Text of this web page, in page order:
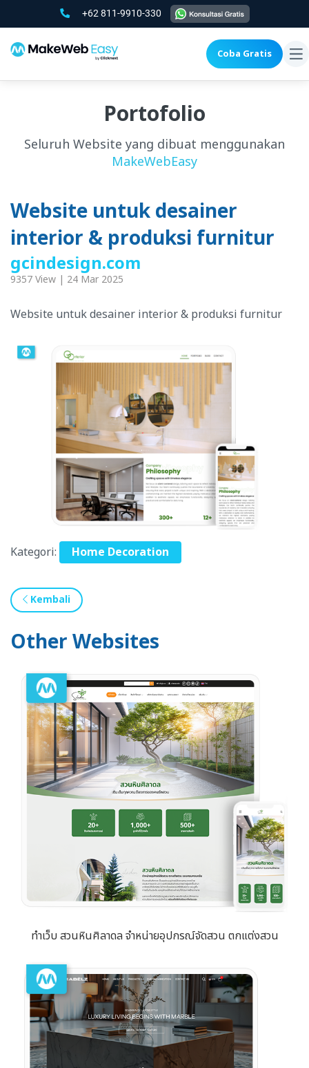
+62 811-9910-330
Coba Gratis
Portofolio
Seluruh Website yang dibuat menggunakan
MakeWebEasy
Website untuk desainer
interior & produksi furnitur
gcindesign.com
9357 View | 24 Mar 2025
Website untuk desainer interior & produksi furnitur
Kategori: Home Decoration
Kembali
Other Websites
ทำเว็บ สวนหินศิลาดล จำหน่ายอุปกรณ์จัดสวน ตกแต่งสวน